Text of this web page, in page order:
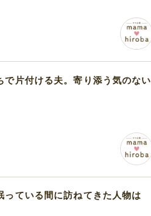
で片付ける夫。寄り添う気のない
っている間に訪ねてきた人物は